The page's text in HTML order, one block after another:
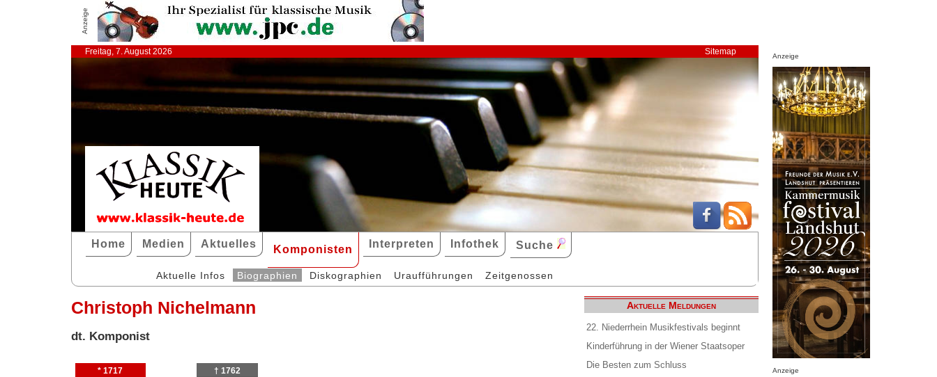
Anzeige
Freitag, 7. August 2026 Sitemap
Home Medien Aktuelles Komponisten Interpreten Infothek Suche
Aktuelle Infos Biographien Diskographien Uraufführungen Zeitgenossen
Christoph Nichelmann
dt. Komponist
* 1717 † 1762
Aktuelle Meldungen
22. Niederrhein Musikfestivals beginnt
Kinderführung in der Wiener Staatsoper
Die Besten zum Schluss
Anzeige
Anzeige